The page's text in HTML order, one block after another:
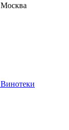
Москва
Винотеки